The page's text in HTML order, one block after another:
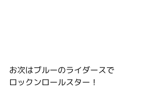
お次はブルーのライダースで
ロックンロールスター！